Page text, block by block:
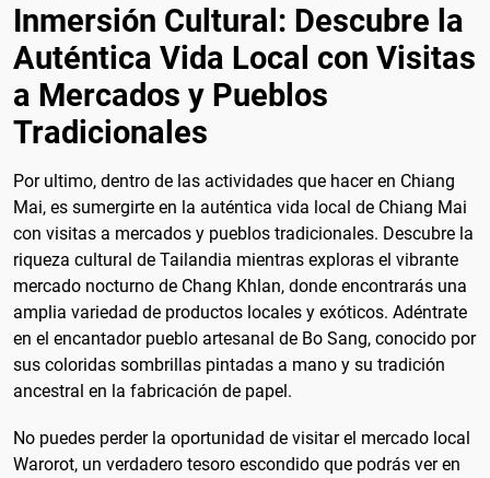
Inmersión Cultural: Descubre la
Auténtica Vida Local con Visitas
a Mercados y Pueblos
Tradicionales
Por ultimo, dentro de las actividades que hacer en Chiang
Mai, es sumergirte en la auténtica vida local de Chiang Mai
con visitas a mercados y pueblos tradicionales. Descubre la
riqueza cultural de Tailandia mientras exploras el vibrante
mercado nocturno de Chang Khlan, donde encontrarás una
amplia variedad de productos locales y exóticos. Adéntrate
en el encantador pueblo artesanal de Bo Sang, conocido por
sus coloridas sombrillas pintadas a mano y su tradición
ancestral en la fabricación de papel.
No puedes perder la oportunidad de visitar el mercado local
Warorot, un verdadero tesoro escondido que podrás ver en